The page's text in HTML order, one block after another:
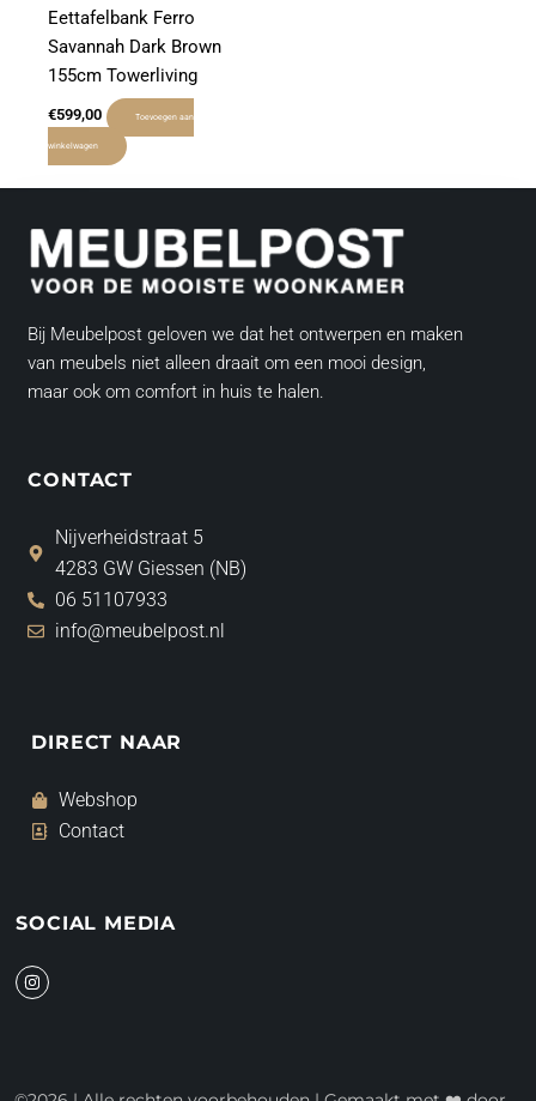
Eettafelbank Ferro
Savannah Dark Brown
155cm Towerliving
€599,00 Toevoegen aan
winkelwagen
Bij Meubelpost geloven we dat het ontwerpen en maken
van meubels niet alleen draait om een mooi design,
maar ook om comfort in huis te halen.
CONTACT
Nijverheidstraat 5
4283 GW Giessen (NB)
06 51107933
info@meubelpost.nl
DIRECT NAAR
Webshop
Contact
SOCIAL MEDIA
I
n
s
a